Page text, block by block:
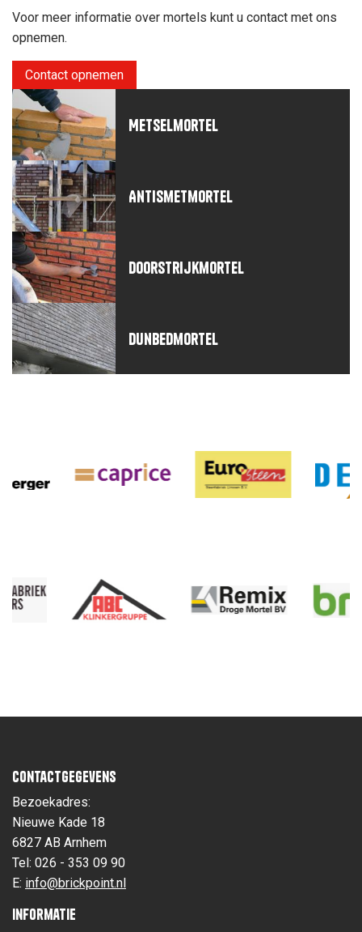
Voor meer informatie over mortels kunt u contact met ons
opnemen.
Contact opnemen
Metselmortel
Antismetmortel
Doorstrijkmortel
Dunbedmortel
Contactgegevens
Bezoekadres:
Nieuwe Kade 18
6827 AB Arnhem
Tel: 026 - 353 09 90
E: info@brickpoint.nl
Informatie